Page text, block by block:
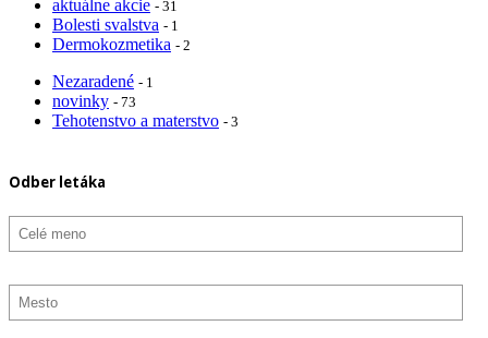
aktuálne akcie - 31
Bolesti svalstva - 1
Dermokozmetika - 2
Nezaradené - 1
novinky - 73
Tehotenstvo a materstvo - 3
Odber letáka